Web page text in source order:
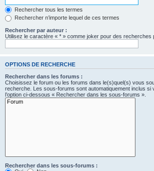
Rechercher tous les termes
Rechercher n’importe lequel de ces termes
Rechercher par auteur :
Utilisez le caractère « * » comme joker pour des recherches
OPTIONS DE RECHERCHE
Rechercher dans les forums :
Choisissez le forum ou les forums dans le(s)quel(s) vous
recherche. Les sous-forums sont automatiquement inclus si
l’option ci-dessous « Rechercher dans les sous-forums ».
Rechercher dans les sous-forums :